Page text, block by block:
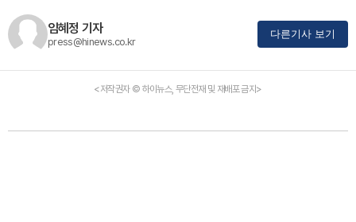
임혜정 기자
press@hinews.co.kr
다른기사 보기
<저작권자 © 하이뉴스, 무단전재 및 재배포 금지>